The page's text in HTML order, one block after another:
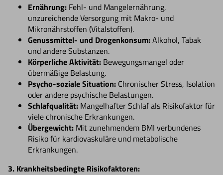
Ernährung: Fehl- und Mangelernährung,
unzureichende Versorgung mit Makro- und
Mikronährstoffen (Vitalstoffen).
Genussmittel- und Drogenkonsum:Alkohol, Tabak
und andere Substanzen.
Körperliche Aktivität: Bewegungsmangel oder
übermäßige Belastung.
Psycho-soziale Situation: Chronischer Stress, Isolation
oder andere psychische Belastungen.
Schlafqualität: Mangelhafter Schlaf als Risikofaktor für
viele chronische Erkrankungen.
Übergewicht: Mit zunehmendem BMI verbundenes
Risiko für kardiovaskuläre und metabolische
Erkrankungen.
3. Krankheitsbedingte Risikofaktoren: